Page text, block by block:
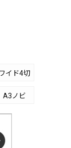
イド4切
A3ノビ